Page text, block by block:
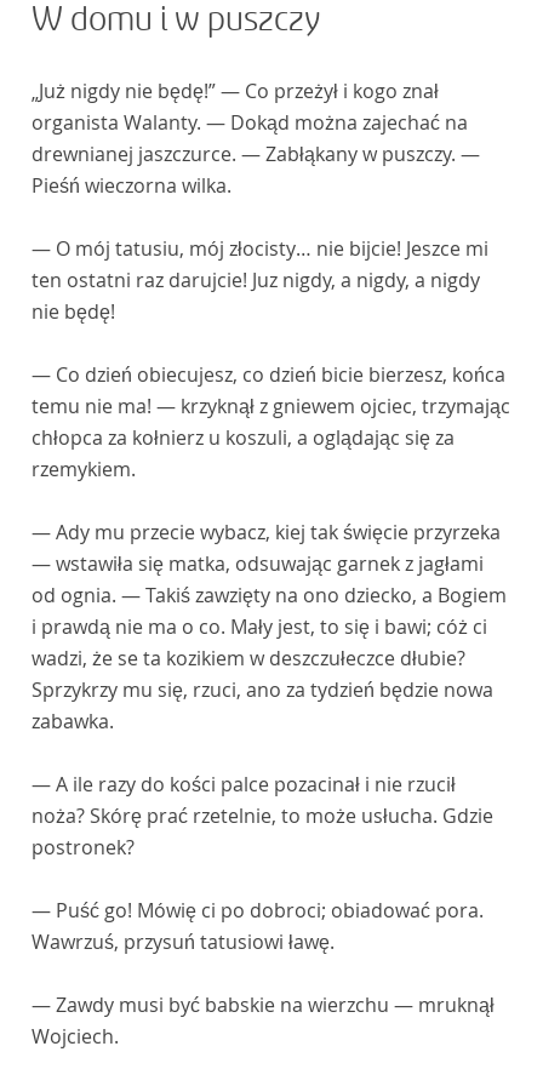
W domu i w puszczy
„Już nigdy nie będę!” — Co przeżył i kogo znał
organista Walanty. — Dokąd można zajechać na
drewnianej jaszczurce. — Zabłąkany w puszczy. —
Pieśń wieczorna wilka.
— O mój tatusiu, mój złocisty… nie bijcie! Jeszce mi
ten ostatni raz darujcie! Juz nigdy, a nigdy, a nigdy
nie będę!
— Co dzień obiecujesz, co dzień bicie bierzesz, końca
temu nie ma! — krzyknął z gniewem ojciec, trzymając
chłopca za kołnierz u koszuli, a oglądając się za
rzemykiem.
— Ady mu przecie wybacz, kiej tak święcie przyrzeka
— wstawiła się matka, odsuwając garnek z jagłami
od ognia. — Takiś zawzięty na ono dziecko, a Bogiem
i prawdą nie ma o co. Mały jest, to się i bawi; cóż ci
wadzi, że se ta kozikiem w deszczułeczce dłubie?
Sprzykrzy mu się, rzuci, ano za tydzień będzie nowa
zabawka.
— A ile razy do kości palce pozacinał i nie rzucił
noża? Skórę prać rzetelnie, to może usłucha. Gdzie
postronek?
— Puść go! Mówię ci po dobroci; obiadować pora.
Wawrzuś, przysuń tatusiowi ławę.
— Zawdy musi być babskie na wierzchu — mruknął
Wojciech.